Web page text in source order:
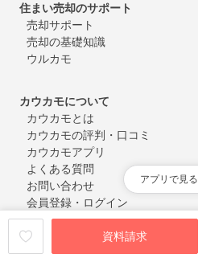
資料請求
アプリで見る
住まい売却のサポート
売却サポート
売却の基礎知識
ウルカモ
カウカモについて
カウカモとは
カウカモの評判・口コミ
カウカモアプリ
よくある質問
お問い合わせ
会員登録・ログイン